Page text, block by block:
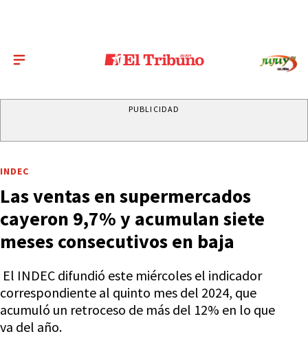
PUBLICIDAD
INDEC
Las ventas en supermercados
cayeron 9,7% y acumulan siete
meses consecutivos en baja
El INDEC difundió este miércoles el indicador
correspondiente al quinto mes del 2024, que
acumuló un retroceso de más del 12% en lo que
va del año.